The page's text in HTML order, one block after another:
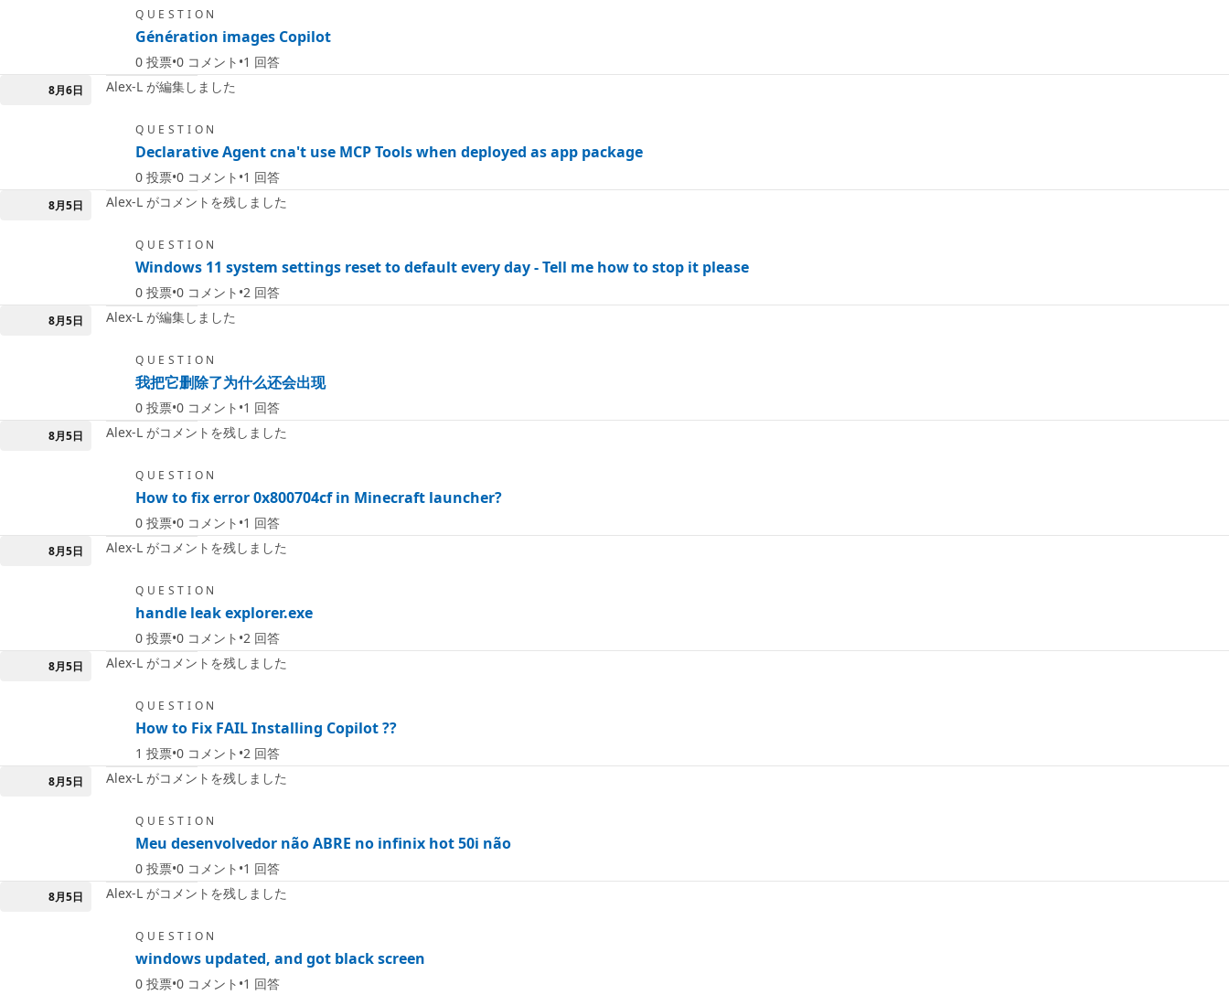
QUESTION
Génération images Copilot
0 投票 0 コメント 1 回答
8月6日 Alex-L が編集しました
QUESTION
Declarative Agent cna't use MCP Tools when deployed as app package
0 投票 0 コメント 1 回答
8月5日 Alex-L がコメントを残しました
QUESTION
Windows 11 system settings reset to default every day - Tell me how to stop it please
0 投票 0 コメント 2 回答
8月5日 Alex-L が編集しました
QUESTION
我把它删除了为什么还会出现
0 投票 0 コメント 1 回答
8月5日 Alex-L がコメントを残しました
QUESTION
How to fix error 0x800704cf in Minecraft launcher?
0 投票 0 コメント 1 回答
8月5日 Alex-L がコメントを残しました
QUESTION
handle leak explorer.exe
0 投票 0 コメント 2 回答
8月5日 Alex-L がコメントを残しました
QUESTION
How to Fix FAIL Installing Copilot ??
1 投票 0 コメント 2 回答
8月5日 Alex-L がコメントを残しました
QUESTION
Meu desenvolvedor não ABRE no infinix hot 50i não
0 投票 0 コメント 1 回答
8月5日 Alex-L がコメントを残しました
QUESTION
windows updated, and got black screen
0 投票 0 コメント 1 回答